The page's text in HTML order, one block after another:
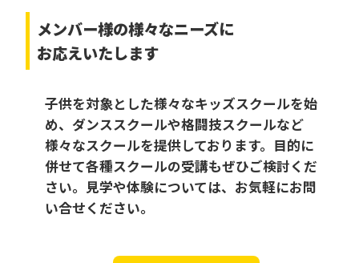
メンバー様の様々なニーズに
お応えいたします
子供を対象とした様々なキッズスクールを始
め、ダンススクールや格闘技スクールなど
様々なスクールを提供しております。目的に
併せて各種スクールの受講もぜひご検討くだ
さい。見学や体験については、お気軽にお問
い合せください。